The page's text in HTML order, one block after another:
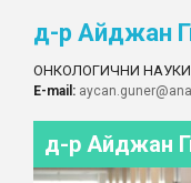
д-р Айджан
ОНКОЛОГИЧНИ
E-mail:
д-р Айджан